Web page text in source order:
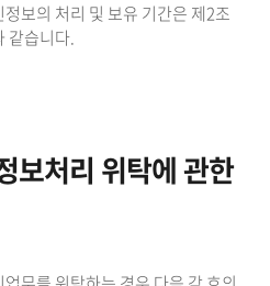
보의 처리 및 보유 기간은 제2조
같습니다.
보처리 위탁에 관한